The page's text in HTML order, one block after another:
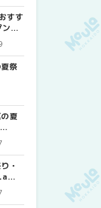
すす
日
ら
祭
夏
・
幌市北区の夏祭
トまとめ |
幌市清田区の夏
ントまとめ |
幌市豊平区の夏
ントまとめ |
幌市南区の夏祭
トまとめ |
幌市手稲区の夏
ントまとめ |
幌市清田区の夏
ントまとめ |
湯（マーラータ
め専門店6選！本
MouLa
幌市豊平区の夏
ントまとめ |